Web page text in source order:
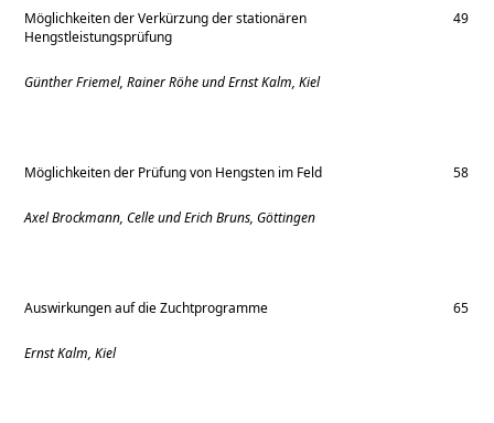
Möglichkeiten der Verkürzung der stationären
Hengstleistungsprüfung
49
Günther Friemel, Rainer Röhe und Ernst Kalm, Kiel
Möglichkeiten der Prüfung von Hengsten im Feld 58
Axel Brockmann, Celle und Erich Bruns, Göttingen
Auswirkungen auf die Zuchtprogramme 65
Ernst Kalm, Kiel